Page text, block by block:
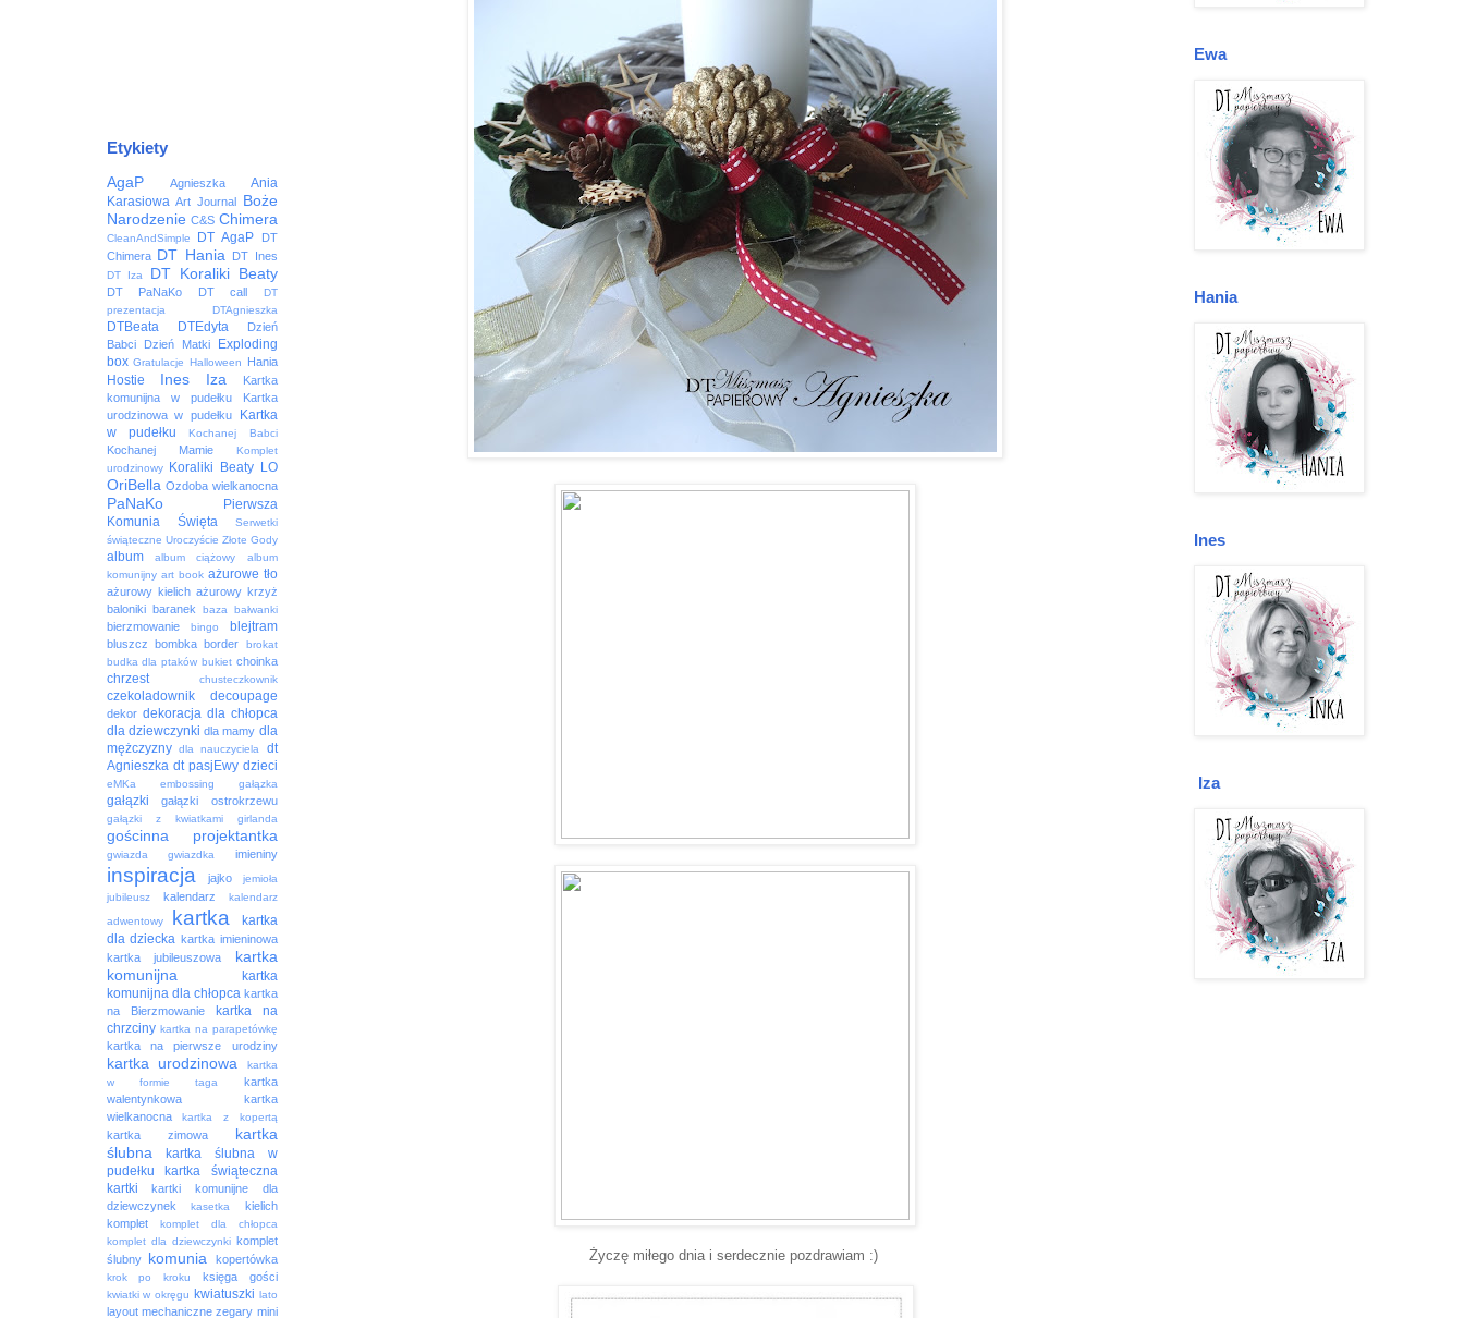
Życzę miłego dnia i serdecznie pozdrawiam :)
Etykiety
AgaP Agnieszka
Ania
Karasiowa Art Journal
Boże
Narodzenie C&S Chimera
CleanAndSimple DT AgaP
DT
Chimera DT Hania DT Ines
DT Iza DT Koraliki Beaty
DT PaNaKo DT call
DT
prezentacja
DTAgnieszka
DTBeata DTEdyta
Dzień
Babci
Dzień Matki
Exploding
box Gratulacje Halloween Hania
Hostie Ines Iza
Kartka
komunijna w pudełku
Kartka
urodzinowa w pudełku
Kartka
w pudełku
Kochanej Babci
Kochanej Mamie
Komplet
urodzinowy
Koraliki Beaty LO
OriBella Ozdoba wielkanocna
PaNaKo
Pierwsza
Komunia Święta
Serwetki
świąteczne Uroczyście Złote Gody
album album ciążowy
album
komunijny art book ażurowe tło
ażurowy kielich ażurowy krzyż
baloniki
baranek baza bałwanki
bierzmowanie bingo blejtram
bluszcz bombka border
brokat
budka dla ptaków bukiet choinka
chrzest chusteczkownik
czekoladownik decoupage
dekor dekoracja dla chłopca
dla dziewczynki dla mamy dla
mężczyzny dla nauczyciela
dt
Agnieszka dt pasjEwy dzieci
eMKa embossing gałązka
gałązki gałązki ostrokrzewu
gałązki z kwiatkami girlanda
gościnna projektantka
gwiazda gwiazdka imieniny
inspiracja jajko
jemioła
jubileusz
kalendarz
kalendarz
adwentowy
kartka
kartka
dla dziecka kartka imieninowa
kartka jubileuszowa
kartka
komunijna
kartka
komunijna dla chłopca kartka
na Bierzmowanie
kartka na
chrzciny kartka na parapetówkę
kartka na pierwsze urodziny
kartka urodzinowa
kartka
w formie taga
kartka
walentynkowa
kartka
wielkanocna
kartka z kopertą
kartka zimowa
kartka
ślubna
kartka ślubna w
pudełku
kartka świąteczna
kartki
kartki komunijne dla
dziewczynek
kasetka
kielich
komplet
komplet dla chłopca
komplet dla dziewczynki komplet
ślubny
komunia kopertówka
krok po kroku księga gości
kwiatki w okręgu kwiatuszki lato
layout mechaniczne zegary mini
Ewa
Hania
Ines
Iza